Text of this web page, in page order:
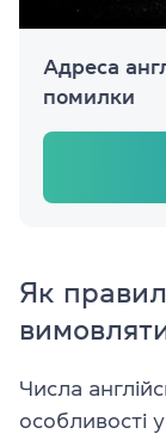
Адреса
помилки
Як
Числа
особливості